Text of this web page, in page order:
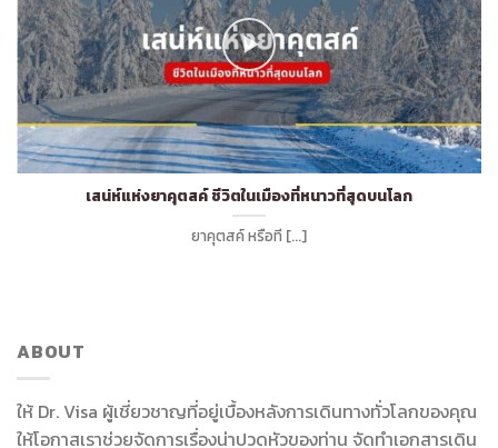
เสน่ห์แห่งยาคุตสค์ ชีวิตในเมืองที่หนาวที่สุดบนโลก
ยาคุตสค์ หรือที [...]
ABOUT
ให้ Dr. Visa ผู้เชี่ยวชาญที่อยู่เบื้องหลังการเดินทางทั่วโลกของคุณ
ให้โอกาสเราช่วยจัดการเรื่องน่าปวดหัวของท่าน จัดทำเอกสารเดิน